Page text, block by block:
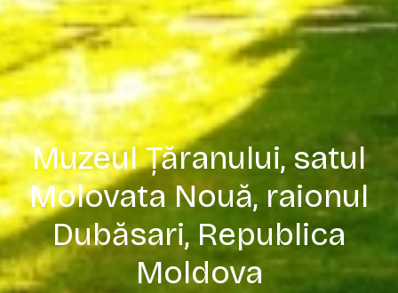
Muzeul Țăranului, satul
Molovata Nouă, raionul
Dubăsari, Republica
Moldova